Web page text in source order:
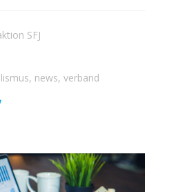
SFJ
, news, verband